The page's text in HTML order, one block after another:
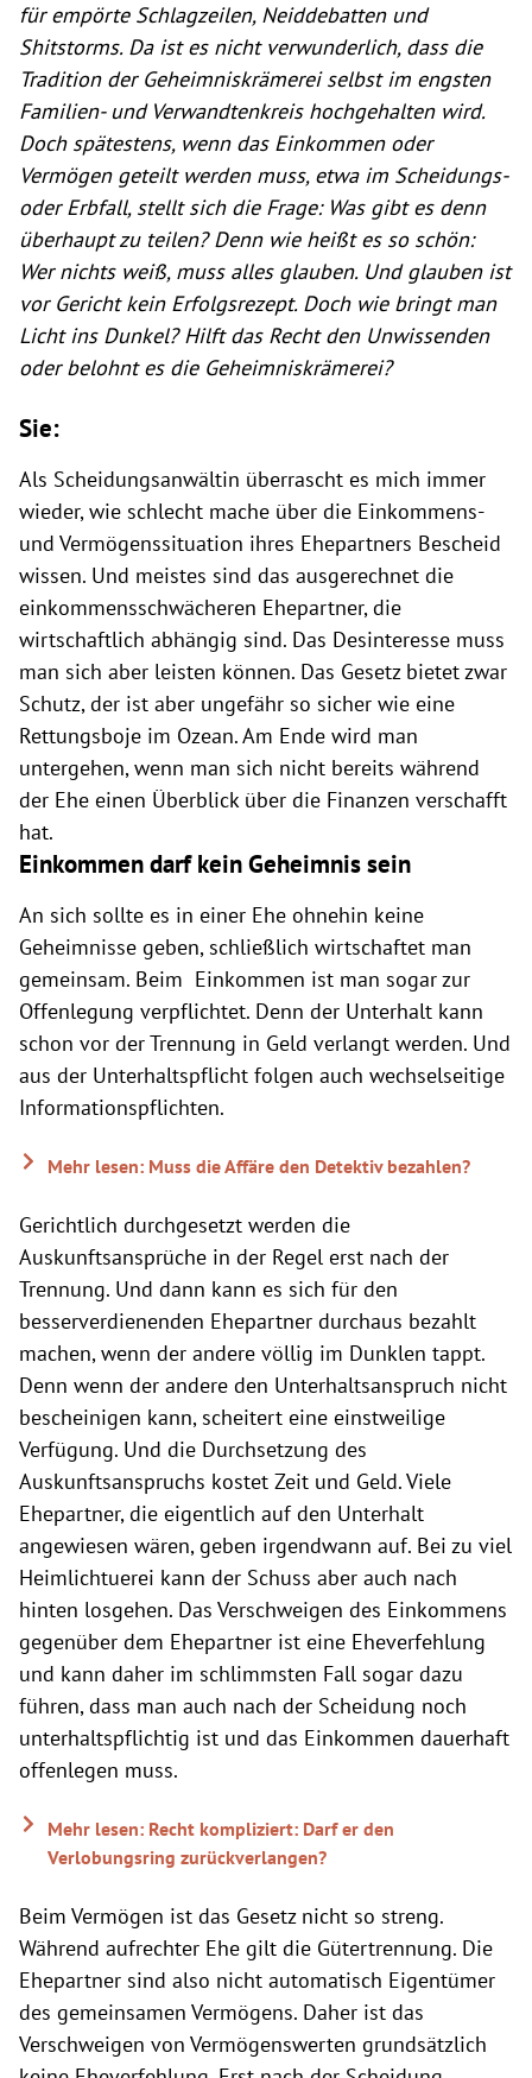
für empörte Schlagzeilen, Neiddebatten und
Shitstorms. Da ist es nicht verwunderlich, dass die
Tradition der Geheimniskrämerei selbst im engsten
Familien- und Verwandtenkreis hochgehalten wird.
Doch spätestens, wenn das Einkommen oder
Vermögen geteilt werden muss, etwa im Scheidungs-
oder Erbfall, stellt sich die Frage: Was gibt es denn
überhaupt zu teilen? Denn wie heißt es so schön:
Wer nichts weiß, muss alles glauben. Und glauben ist
vor Gericht kein Erfolgsrezept. Doch wie bringt man
Licht ins Dunkel? Hilft das Recht den Unwissenden
oder belohnt es die Geheimniskrämerei?
Sie:
Als Scheidungsanwältin überrascht es mich immer
wieder, wie schlecht mache über die Einkommens-
und Vermögenssituation ihres Ehepartners Bescheid
wissen. Und meistes sind das ausgerechnet die
einkommensschwächeren Ehepartner, die
wirtschaftlich abhängig sind. Das Desinteresse muss
man sich aber leisten können. Das Gesetz bietet zwar
Schutz, der ist aber ungefähr so sicher wie eine
Rettungsboje im Ozean. Am Ende wird man
untergehen, wenn man sich nicht bereits während
der Ehe einen Überblick über die Finanzen verschafft
hat.
Einkommen darf kein Geheimnis sein
An sich sollte es in einer Ehe ohnehin keine
Geheimnisse geben, schließlich wirtschaftet man
gemeinsam. Beim Einkommen ist man sogar zur
Offenlegung verpflichtet. Denn der Unterhalt kann
schon vor der Trennung in Geld verlangt werden. Und
aus der Unterhaltspflicht folgen auch wechselseitige
Informationspflichten.
Mehr lesen: Muss die Affäre den Detektiv bezahlen?
Gerichtlich durchgesetzt werden die
Auskunftsansprüche in der Regel erst nach der
Trennung. Und dann kann es sich für den
besserverdienenden Ehepartner durchaus bezahlt
machen, wenn der andere völlig im Dunklen tappt.
Denn wenn der andere den Unterhaltsanspruch nicht
bescheinigen kann, scheitert eine einstweilige
Verfügung. Und die Durchsetzung des
Auskunftsanspruchs kostet Zeit und Geld. Viele
Ehepartner, die eigentlich auf den Unterhalt
angewiesen wären, geben irgendwann auf. Bei zu viel
Heimlichtuerei kann der Schuss aber auch nach
hinten losgehen. Das Verschweigen des Einkommens
gegenüber dem Ehepartner ist eine Eheverfehlung
und kann daher im schlimmsten Fall sogar dazu
führen, dass man auch nach der Scheidung noch
unterhaltspflichtig ist und das Einkommen dauerhaft
offenlegen muss.
Mehr lesen: Recht kompliziert: Darf er den
Verlobungsring zurückverlangen?
Beim Vermögen ist das Gesetz nicht so streng.
Während aufrechter Ehe gilt die Gütertrennung. Die
Ehepartner sind also nicht automatisch Eigentümer
des gemeinsamen Vermögens. Daher ist das
Verschweigen von Vermögenswerten grundsätzlich